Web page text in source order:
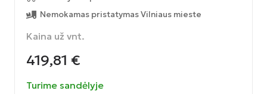
Nemokamas pristatymas Vilniaus mieste
Kaina už vnt.
419,81 €
Turime sandėlyje